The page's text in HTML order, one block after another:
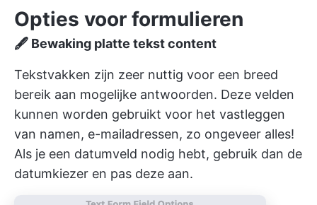
Opties voor formulieren
🖋 Bewaking platte tekst content
Tekstvakken zijn zeer nuttig voor een breed
bereik aan mogelijke antwoorden. Deze velden
kunnen worden gebruikt voor het vastleggen
van namen, e-mailadressen, zo ongeveer alles!
Als je een datumveld nodig hebt, gebruik dan de
datumkiezer en pas deze aan.